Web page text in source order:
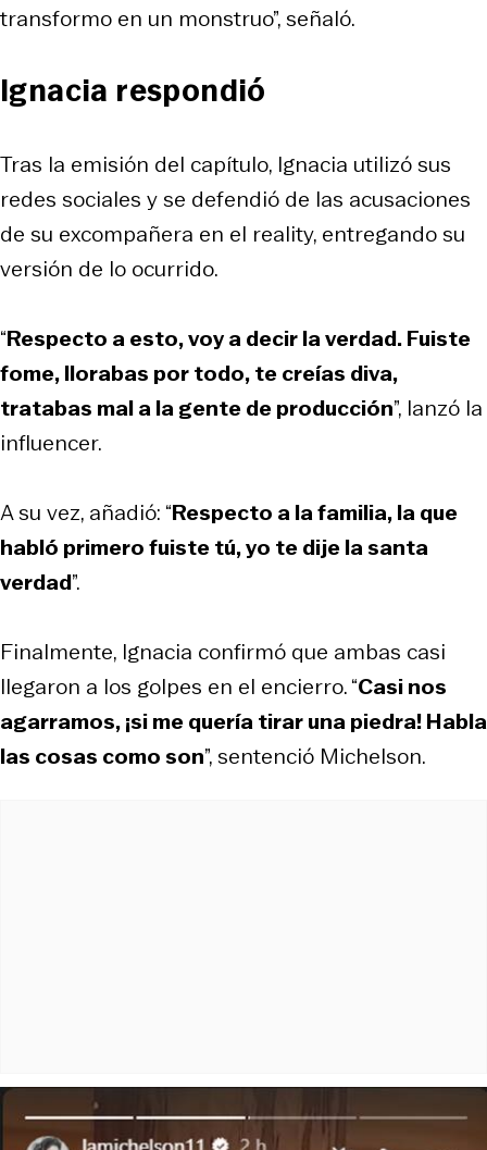
transformo en un monstruo”, señaló.
Ignacia respondió
Tras la emisión del capítulo, Ignacia utilizó sus
redes sociales y se defendió de las acusaciones
de su excompañera en el reality, entregando su
versión de lo ocurrido.
“Respecto a esto, voy a decir la verdad. Fuiste
fome, llorabas por todo, te creías diva,
tratabas mal a la gente de producción”, lanzó la
influencer.
A su vez, añadió: “Respecto a la familia, la que
habló primero fuiste tú, yo te dije la santa
verdad”.
Finalmente, Ignacia confirmó que ambas casi
llegaron a los golpes en el encierro. “Casi nos
agarramos, ¡si me quería tirar una piedra! Habla
las cosas como son”, sentenció Michelson.